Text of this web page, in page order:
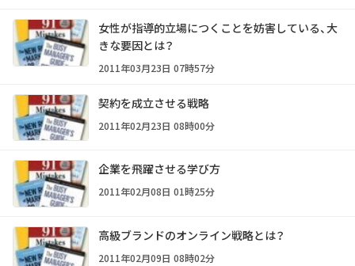
女性が指導的立場につくことを妨害している、大
きな要因とは？
2011年03月23日 07時57分
契約を成立させる戦略
2011年02月23日 08時00分
企業を飛躍させる学び方
2011年02月08日 01時25分
高級ブランドのオンライン戦略とは？
2011年02月09日 08時02分